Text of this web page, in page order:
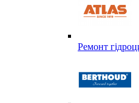
Ремонт